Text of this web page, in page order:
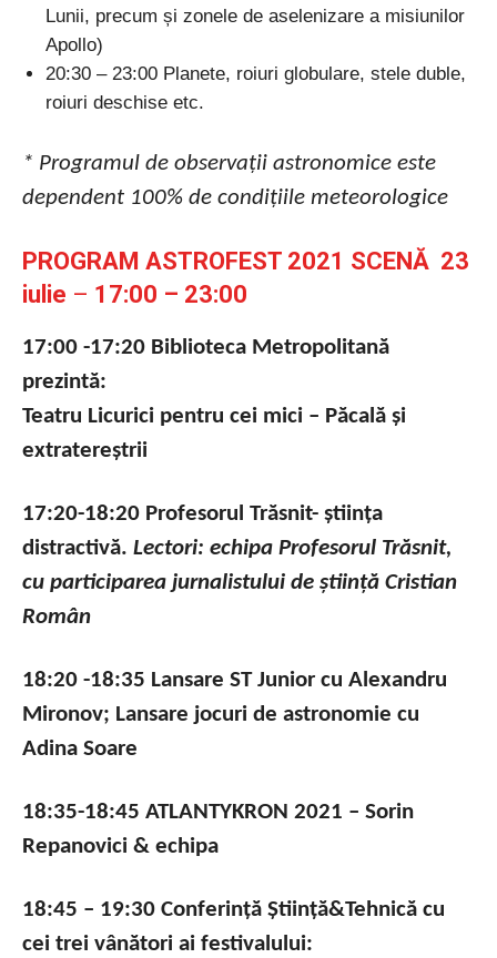
Lunii, precum și zonele de aselenizare a misiunilor
Apollo)
20:30 – 23:00 Planete, roiuri globulare, stele duble,
roiuri deschise etc.
* Programul de observații astronomice este
dependent 100% de condițiile meteorologice
PROGRAM ASTROFEST 2021 SCENĂ 23
iulie – 17:00 – 23:00
17:00 -17:20 Biblioteca Metropolitană
prezintă:
Teatru Licurici pentru cei mici – Păcală și
extratereștrii
17:20-18:20 Profesorul Trăsnit- știința
distractivă. Lectori: echipa Profesorul Trăsnit,
cu participarea jurnalistului de știință Cristian
Român
18:20 -18:35 Lansare ST Junior cu Alexandru
Mironov; Lansare jocuri de astronomie cu
Adina Soare
18:35-18:45 ATLANTYKRON 2021 – Sorin
Repanovici & echipa
18:45 – 19:30 Conferință Știință&Tehnică cu
cei trei vânători ai festivalului: